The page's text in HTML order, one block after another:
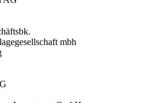
mbh